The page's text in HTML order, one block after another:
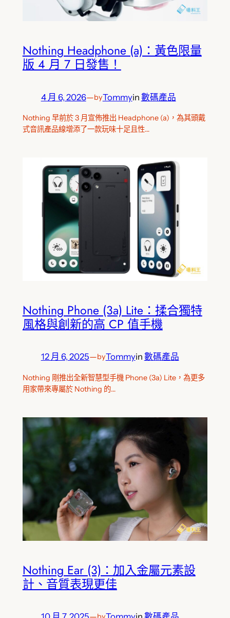
Nothing Headphone (a)：黃色限量
版 4 月 7 日發售！
4 月 6, 2026—byTommyin 數碼產品
Nothing 早前於 3 月宣佈推出 Headphone (a)，為其頭戴
式音訊產品線增添了一款玩味十足且性…
Nothing Phone (3a) Lite：揉合獨特
風格與創新的高 CP 值手機
12 月 6, 2025—byTommyin 數碼產品
Nothing 剛推出全新智慧型手機 Phone (3a) Lite，為更多
用家帶來專屬於 Nothing 的…
Nothing Ear (3)：加入金屬元素設
計、音質表現更佳